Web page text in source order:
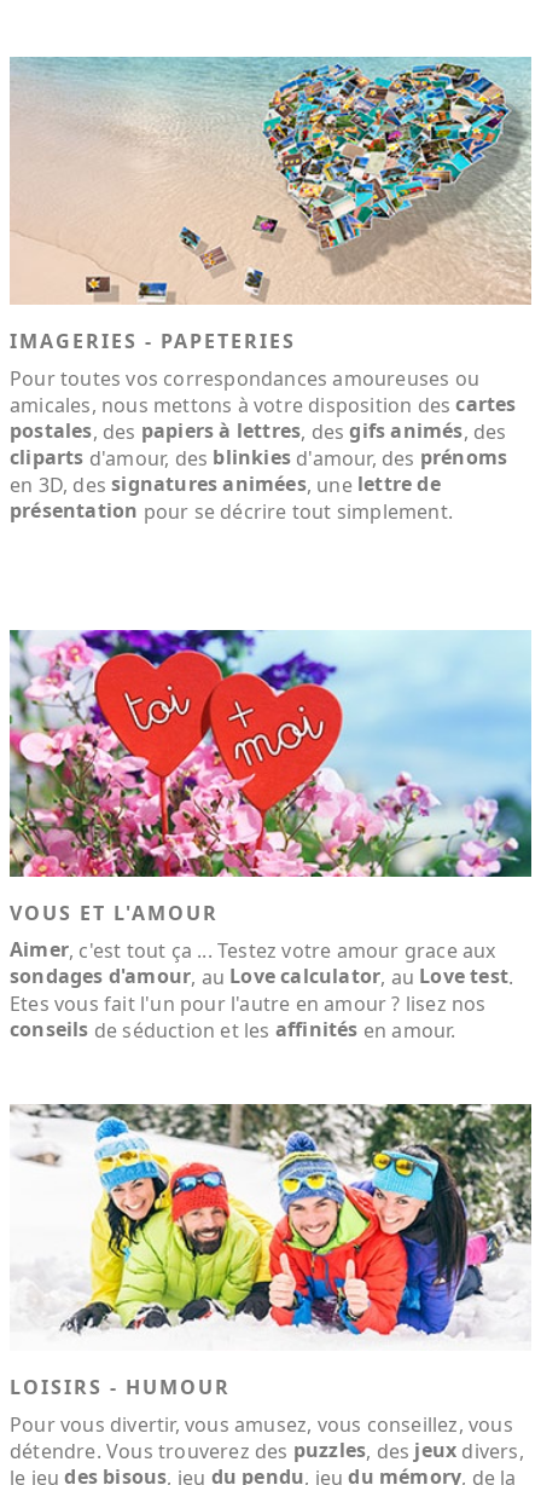
IMAGERIES - PAPETERIES
Pour toutes vos correspondances amoureuses ou
amicales, nous mettons à votre disposition descartes
postales, des papiers à lettres, desgifs animés, des
cliparts d'amour, des blinkies d'amour, des prénoms
en 3D, dessignatures animées, une lettre de
présentation pour se décrire tout simplement.
VOUS ET L'AMOUR
Aimer, c'est tout ça ... Testez votre amour grace aux
sondages d'amour, au Love calculator, au Love test.
Etes vous fait l'un pour l'autre en amour ? lisez nos
conseils de séduction et les affinités en amour.
LOISIRS - HUMOUR
Pour vous divertir, vous amusez, vous conseillez, vous
détendre. Vous trouverez des puzzles, des jeux divers,
le jeudes bisous, jeu du pendu, jeudu mémory, de la